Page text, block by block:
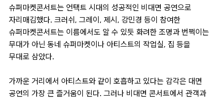
슈퍼마켓콘서트는 언택트 시대의 성공적인 비대면 공연으로
자리매김했다. 크러쉬, 그레이, 제시, 강민경 등이 참여한
슈퍼마켓콘서트는 이름에서도 알 수 있듯 화려한 조명과 번쩍이는
무대가 아닌 동네 슈퍼마켓이나 아티스트의 작업실, 집 등을
무대로 삼았다.
가까운 거리에서 아티스트와 같이 호흡하고 있다는 감각은 대면
공연의 가장 큰 즐거움이 된다. 그러나 비대면 콘서트에서 관객과